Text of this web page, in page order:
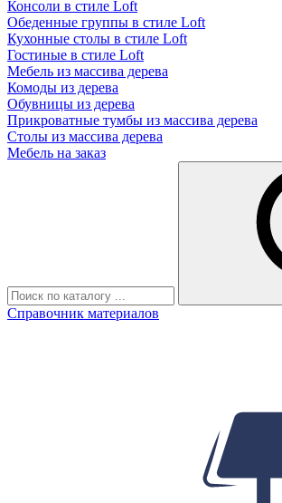
Консоли в стиле Loft
Обеденные группы в стиле Loft
Кухонные столы в стиле Loft
Гостиные в стиле Loft
Мебель из массива дерева
Комоды из дерева
Обувницы из дерева
Прикроватные тумбы из массива дерева
Столы из массива дерева
Мебель на заказ
Справочник материалов